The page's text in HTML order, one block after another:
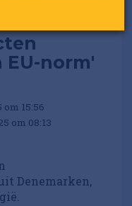
norm'
15:56
om 08:13
Denemarken,